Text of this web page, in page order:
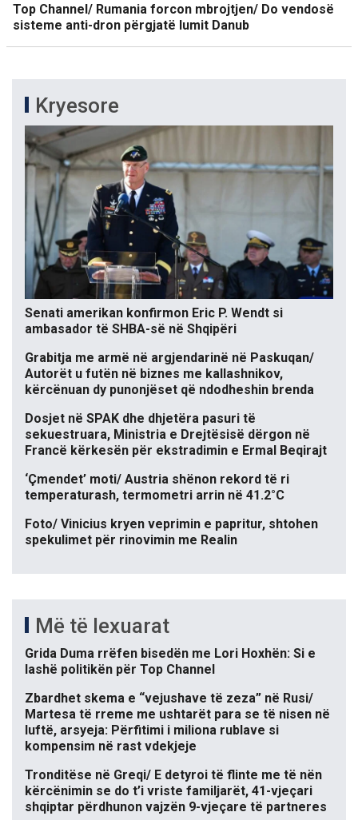
Top Channel/ Rumania forcon mbrojtjen/ Do vendosë
sisteme anti-dron përgjatë lumit Danub
Kryesore
Senati amerikan konfirmon Eric P. Wendt si
ambasador të SHBA-së në Shqipëri
Grabitja me armë në argjendarinë në Paskuqan/
Autorët u futën në biznes me kallashnikov,
kërcënuan dy punonjëset që ndodheshin brenda
Dosjet në SPAK dhe dhjetëra pasuri të
sekuestruara, Ministria e Drejtësisë dërgon në
Francë kërkesën për ekstradimin e Ermal Beqirajt
‘Çmendet’ moti/ Austria shënon rekord të ri
temperaturash, termometri arrin në 41.2°C
Foto/ Vinicius kryen veprimin e papritur, shtohen
spekulimet për rinovimin me Realin
Më të lexuarat
Grida Duma rrëfen bisedën me Lori Hoxhën: Si e
lashë politikën për Top Channel
Zbardhet skema e “vejushave të zeza” në Rusi/
Martesa të rreme me ushtarët para se të nisen në
luftë, arsyeja: Përfitimi i miliona rublave si
kompensim në rast vdekjeje
Tronditëse në Greqi/ E detyroi të flinte me të nën
kërcënimin se do t’i vriste familjarët, 41-vjeçari
shqiptar përdhunon vajzën 9-vjeçare të partneres